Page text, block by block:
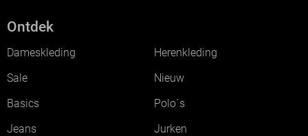
Ontdek
Dameskleding
Herenkleding
Sale
Nieuw
Basics
Polo`s
Jeans
Jurken